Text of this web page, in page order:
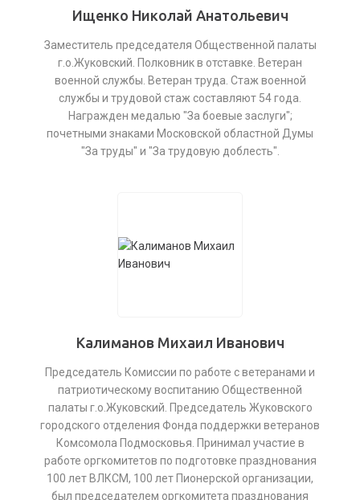
Ищенко Николай Анатольевич
Заместитель председателя Общественной палаты
г.о.Жуковский. Полковник в отставке. Ветеран
военной службы. Ветеран труда. Стаж военной
службы и трудовой стаж составляют 54 года.
Награжден медалью "За боевые заслуги";
почетными знаками Московской областной Думы
"За труды" и "За трудовую доблесть".
Калиманов Михаил Иванович
Председатель Комиссии по работе с ветеранами и
патриотическому воспитанию Общественной
палаты г.о.Жуковский. Председатель Жуковского
городского отделения Фонда поддержки ветеранов
Комсомола Подмосковья. Принимал участие в
работе оргкомитетов по подготовке празднования
100 лет ВЛКСМ, 100 лет Пионерской организации,
был председателем оргкомитета празднования